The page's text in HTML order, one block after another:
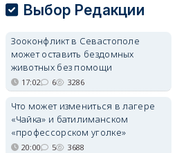
Минкультуры может
форта «Северная
Балаклава»
«Несчастливую» половину ТСН
«Благодатный» планируют
присоединить к «везучей».
05/08/2026 20:01 2041
Выбор Редакции
Зооконфликт в Севастополе
может оставить бездомных
животных без помощи
17:02 6 3286
Что может измениться в лагере
«Чайка» и батилиманском
«профессорском уголке»
20:00 5 3688